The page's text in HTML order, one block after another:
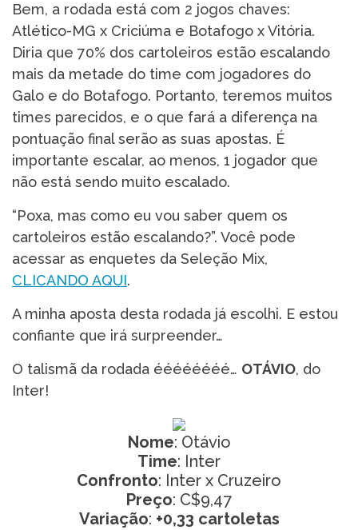
Bem, a rodada está com 2 jogos chaves:
Atlético-MG x Criciúma e Botafogo x Vitória.
Diria que 70% dos cartoleiros estão escalando
mais da metade do time com jogadores do
Galo e do Botafogo. Portanto, teremos muitos
times parecidos, e o que fará a diferença na
pontuação final serão as suas apostas. É
importante escalar, ao menos, 1 jogador que
não está sendo muito escalado.
“Poxa, mas como eu vou saber quem os
cartoleiros estão escalando?”. Você pode
acessar as enquetes da Seleção Mix,
CLICANDO AQUI.
A minha aposta desta rodada já escolhi. E estou
confiante que irá surpreender…
O talismã da rodada éééééééé… OTÁVIO, do
Inter!
Nome: Otávio
Time: Inter
Confronto: Inter x Cruzeiro
Preço: C$9,47
Variação: +0,33 cartoletas